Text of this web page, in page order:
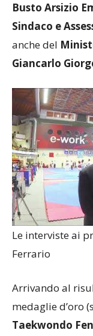
Busto Arsizio
Sindaco e
anche del
Giancarlo
Le interviste ai
Ferrario
Arrivando al
medaglie d’oro
Taekwondo